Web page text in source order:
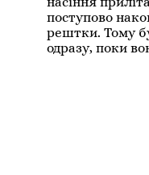
поступово
рештки. Тому
одразу, поки